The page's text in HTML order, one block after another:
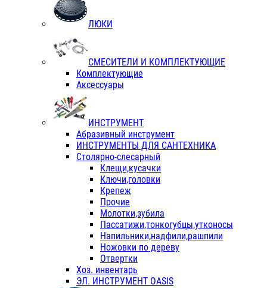
ЛЮКИ
СМЕСИТЕЛИ И КОМПЛЕКТУЮЩИЕ
Комплектующие
Аксессуары
ИНСТРУМЕНТ
Абразивный инструмент
ИНСТРУМЕНТЫ ДЛЯ САНТЕХНИКА
Столярно-слесарный
Клещи,кусачки
Ключи,головки
Крепеж
Прочие
Молотки,зубила
Пассатижи,тонкогубцы,утконосы
Напильники,надфили,рашпили
Ножовки по дереву
Отвертки
Хоз. инвентарь
ЭЛ. ИНСТРУМЕНТ OASIS